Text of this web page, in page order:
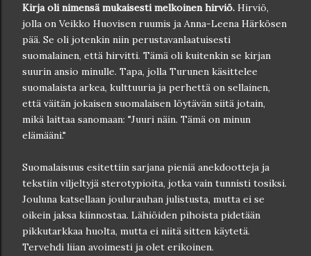
Kirja oli nimensä mukaisesti melkoinen hirviö. Hirviö,
jolla on Veikko Huovisen ruumis ja Anna-Leena Härkösen
pää. Se oli jotenkin niin perustavanlaatuisesti
suomalainen, että hirvitti. Tämä oli kuitenkin se kirjan
suurin ansio minulle. Tapa, jolla Turunen käsittelee
suomalaista arkea, kulttuuria ja perhettä on sellainen,
että väitän jokaisen suomalaisen löytävän siitä jotain,
mikä laittaa sanomaan: "Juuri näin. Tämä on minun
elämääni."
Suomalaisuus esitettiin sarjana pieniä anekdootteja ja
tekstiin viljeltyjä sterotypioita, jotka vain tunnisti tosiksi.
Jouluna katsellaan joulurauhan julistusta, mutta ei se
oikein jaksa kiinnostaa. Lähiöiden pihoista pidetään
pikkutarkkaa huolta, mutta ei niitä sitten käytetä.
Tervehdi liian avoimesti ja olet erikoinen.